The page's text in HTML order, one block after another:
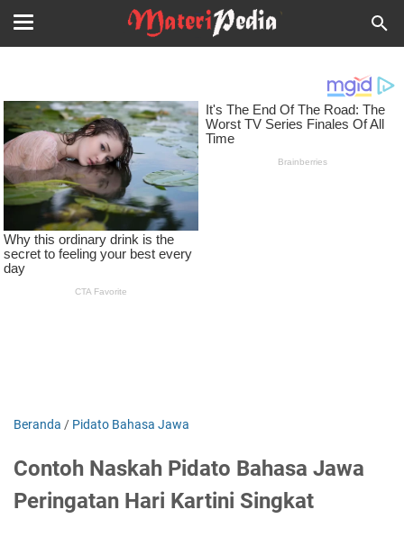
Beranda / Pidato Bahasa Jawa
Contoh Naskah Pidato Bahasa Jawa
Peringatan Hari Kartini Singkat